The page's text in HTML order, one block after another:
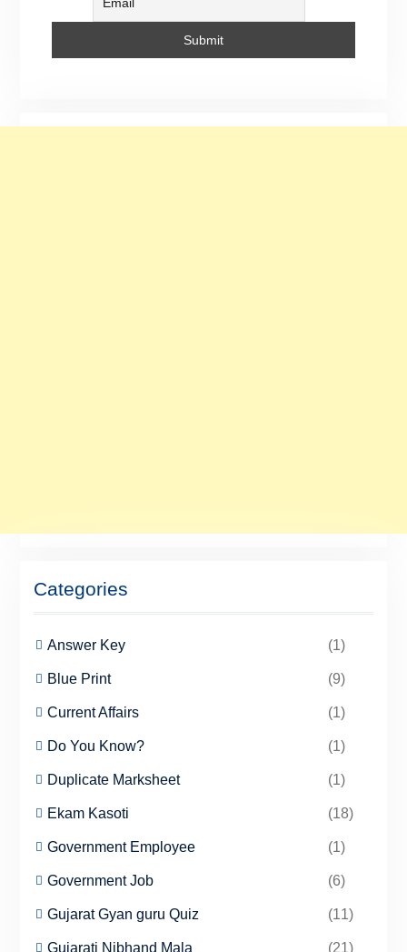
Categories
Answer Key (1)
Blue Print (9)
Current Affairs (1)
Do You Know? (1)
Duplicate Marksheet (1)
Ekam Kasoti (18)
Government Employee (1)
Government Job (6)
Gujarat Gyan guru Quiz (11)
Gujarati Nibhand Mala (21)